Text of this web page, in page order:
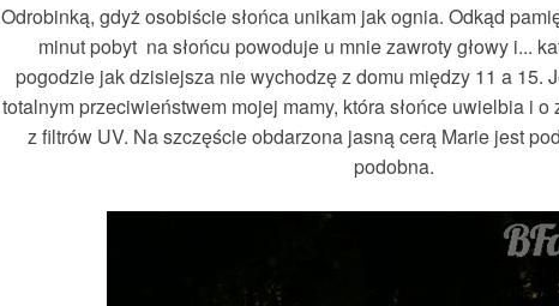
Odrobinką, gdyż osobiście słońca unikam jak ognia. Odkąd
minut pobyt na słońcu powoduje u mnie zawroty głowy i...
pogodzie jak dzisiejsza nie wychodzę z domu między 11 a 15.
totalnym przeciwieństwem mojej mamy, która słońce uwielbia i
z filtrów UV. Na szczęście obdarzona jasną cerą Marie jest
podobna.